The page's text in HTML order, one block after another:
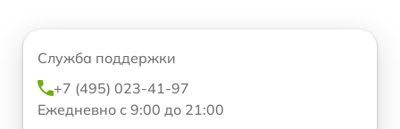
Служба поддержки
+7 (495) 023-41-97
Ежедневно с 9:00 до 21:00